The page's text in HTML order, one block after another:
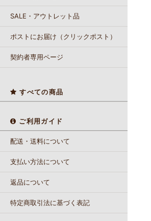
SALE・アウトレット品
ポストにお届け（クリックポスト）
契約者専用ページ
すべての商品
ご利用ガイド
配送・送料について
支払い方法について
返品について
特定商取引法に基づく表記